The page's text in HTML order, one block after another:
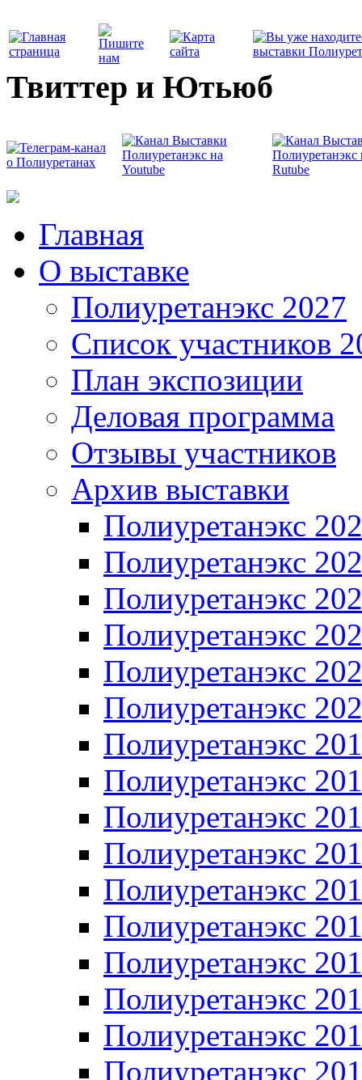
Твиттер и Ютьюб
Главная
О выставке
Полиуретанэкс 2027
Список участников
План экспозиции
Деловая программа
Отзывы участников
Архив выставки
Полиуретанэкс
Полиуретанэкс
Полиуретанэкс
Полиуретанэкс
Полиуретанэкс
Полиуретанэкс
Полиуретанэкс
Полиуретанэкс
Полиуретанэкс
Полиуретанэкс
Полиуретанэкс
Полиуретанэкс
Полиуретанэкс
Полиуретанэкс
Полиуретанэкс
Полиуретанэкс